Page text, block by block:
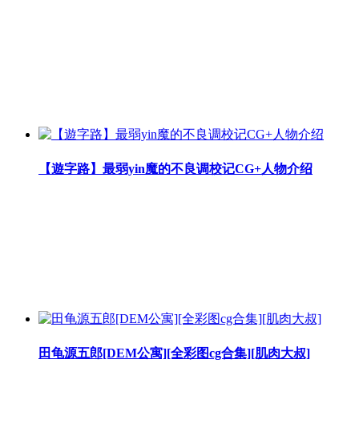
【遊字路】最弱yin魔的不良调校记CG+人物介绍
田龟源五郎[DEM公寓][全彩图cg合集][肌肉大叔]